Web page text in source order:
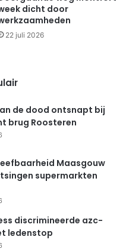
dicht door
22 juli 2026
de dood ontsnapt bij
brug Roosteren
Maasgouw
supermarkten
discrimineerde azc-
ledenstop